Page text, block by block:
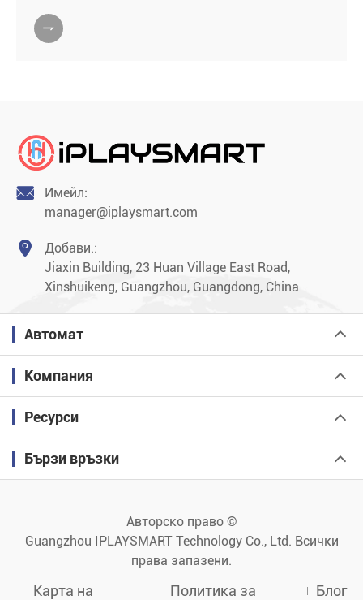


Имейл:
manager@iplaysmart.com

Добави.:
Jiaxin Building, 23 Huan Village East Road,
Xinshuikeng, Guangzhou, Guangdong, China
Автомат
Компания
Ресурси
Бързи връзки
Авторско право ©
Guangzhou IPLAYSMART Technology Co., Ltd. Всички
права запазени.
Карта на Политика за Блог